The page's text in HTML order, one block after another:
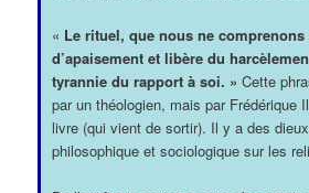
« Le rituel, que nous ne comprenons
d’apaisement et libère du
tyrannie du rapport à soi. » Cette
par un théologien, mais par Frédérique
livre (qui vient de sortir). Il y a des
philosophique et sociologique sur les